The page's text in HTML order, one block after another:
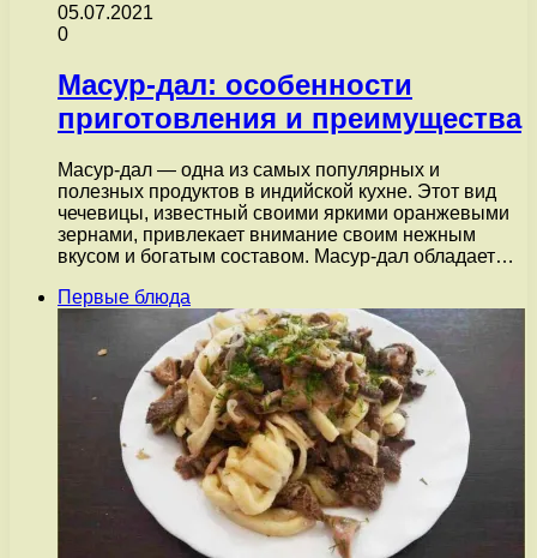
05.07.2021
0
Масур-дал: особенности
приготовления и преимущества
Масур-дал — одна из самых популярных и
полезных продуктов в индийской кухне. Этот вид
чечевицы, известный своими яркими оранжевыми
зернами, привлекает внимание своим нежным
вкусом и богатым составом. Масур-дал обладает…
Первые блюда